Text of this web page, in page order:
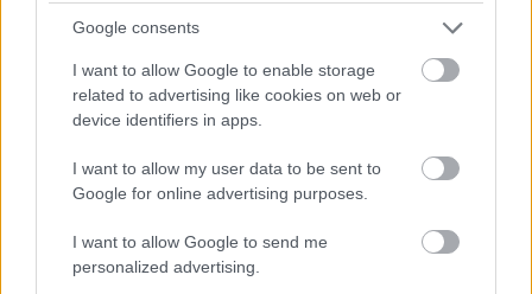
Google consents
I want to allow Google to enable storage
related to advertising like cookies on web or
device identifiers in apps.
I want to allow my user data to be sent to
Google for online advertising purposes.
I want to allow Google to send me
personalized advertising.